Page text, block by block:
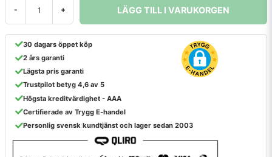
- + LÄGG TILL I VARUKORGEN
30 dagars öppet köp
2 års garanti
Lägsta pris garanti
Trustpilot betyg 4,6 av 5
Högsta kreditvärdighet - AAA
Certifierade av Trygg E-handel
Personlig svensk kundtjänst och lager sedan 2003